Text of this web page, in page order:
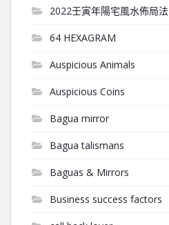
2022壬寅年陽宅風水佈局法
64 HEXAGRAM
Auspicious Animals
Auspicious Coins
Bagua mirror
Bagua talismans
Baguas & Mirrors
Business success factors